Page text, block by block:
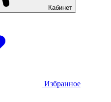
Кабинет
Избранное